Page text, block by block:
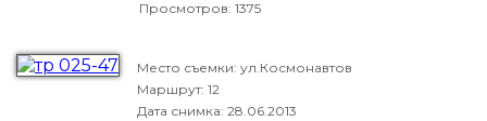
Просмотров: 1375
Место съемки: ул.Космонавтов
Маршрут: 12
Дата снимка: 28.06.2013